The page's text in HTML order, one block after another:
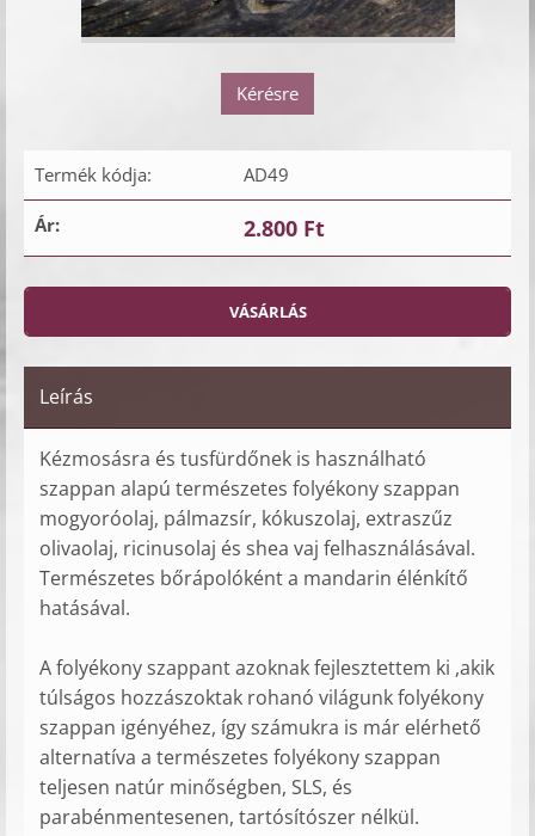
Kérésre
Termék kódja: AD49
Ár: 2.800 Ft
Leírás
Kézmosásra és tusfürdőnek is használható
szappan alapú természetes folyékony szappan
mogyoróolaj, pálmazsír, kókuszolaj, extraszűz
olivaolaj, ricinusolaj és shea vaj felhasználásával.
Természetes bőrápolóként a mandarin élénkítő
hatásával.
A folyékony szappant azoknak fejlesztettem ki ,akik
túlságos hozzászoktak rohanó világunk folyékony
szappan igényéhez, így számukra is már elérhető
alternatíva a természetes folyékony szappan
teljesen natúr minőségben, SLS, és
parabénmentesenen, tartósítószer nélkül.